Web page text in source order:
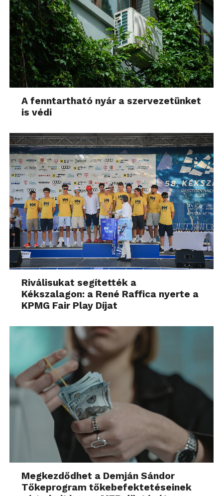
A fenntartható nyár a szervezetünket
is védi
Riválisukat segítették a
Kékszalagon: a René Raffica nyerte a
KPMG Fair Play Díjat
Megkezdődhet a Demján Sándor
Tőkeprogram tőkebefektetéseinek